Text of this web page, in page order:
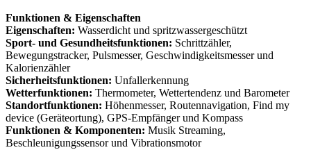
Funktionen & Eigenschaften
Eigenschaften: Wasserdicht und spritzwassergeschützt
Sport- und Gesundheitsfunktionen: Schrittzähler,
Bewegungstracker, Pulsmesser, Geschwindigkeitsmesser und
Kalorienzähler
Sicherheitsfunktionen: Unfallerkennung
Wetterfunktionen: Thermometer, Wettertendenz und Barometer
Standortfunktionen: Höhenmesser, Routennavigation, Find my
device (Geräteortung), GPS-Empfänger und Kompass
Funktionen & Komponenten: Musik Streaming,
Beschleunigungssensor und Vibrationsmotor